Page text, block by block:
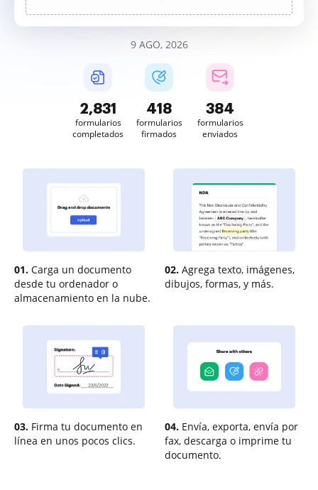
9 AGO, 2026
2,831
formularios
completados
418
formularios
firmados
384
formularios
enviados
01. Carga un documento
desde tu ordenador o
almacenamiento en la nube.
02. Agrega texto, imágenes,
dibujos, formas, y más.
03. Firma tu documento en
línea en unos pocos clics.
04. Envía, exporta, envía por
fax, descarga o imprime tu
documento.